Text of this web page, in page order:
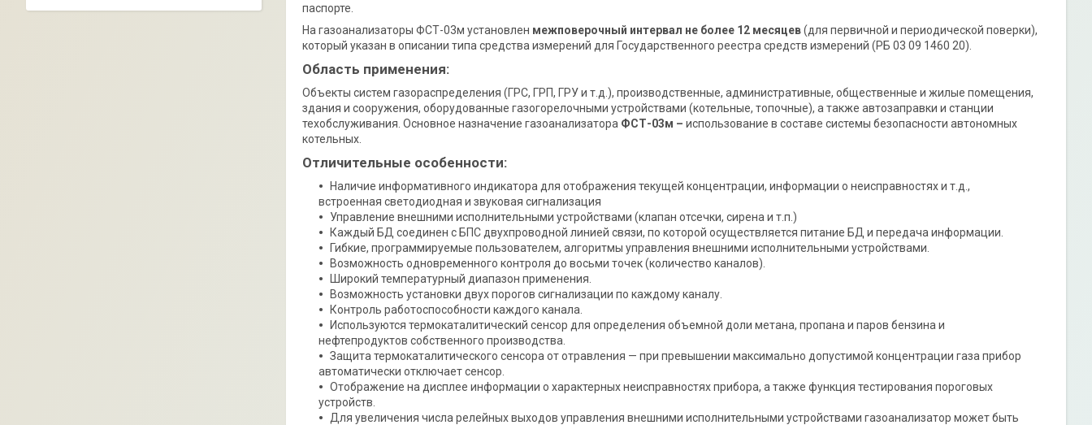
паспорте.
На газоанализаторы ФСТ-03м установлен межповерочный интервал не более 12 месяцев(для первичной и периодической поверки),
который указан в описании типа средства измерений для Государственного реестра средств измерений (РБ 03 09 1460 20).
Область применения:
Объекты систем газораспределения (ГРС, ГРП, ГРУ и т.д.), производственные, административные, общественные и жилые помещения,
здания и сооружения, оборудованные газогорелочными устройствами (котельные, топочные), а также автозаправки и станции
техобслуживания. Основное назначение газоанализатора ФСТ-03м – использование в составе системы безопасности автономных
котельных.
Отличительные особенности:
Наличие информативного индикатора для отображения текущей концентрации, информации о неисправностях и т.д.,
встроенная светодиодная и звуковая сигнализация
Управление внешними исполнительными устройствами (клапан отсечки, сирена и т.п.)
Каждый БД соединен с БПС двухпроводной линией связи, по которой осуществляется питание БД и передача информации.
Гибкие, программируемые пользователем, алгоритмы управления внешними исполнительными устройствами.
Возможность одновременного контроля до восьми точек (количество каналов).
Широкий температурный диапазон применения.
Возможность установки двух порогов сигнализации по каждому каналу.
Контроль работоспособности каждого канала.
Используются термокаталитический сенсор для определения объемной доли метана, пропана и паров бензина и
нефтепродуктов собственного производства.
Защита термокаталитического сенсора от отравления — при превышении максимально допустимой концентрации газа прибор
автоматически отключает сенсор.
Отображение на дисплее информации о характерных неисправностях прибора, а также функция тестирования пороговых
устройств.
Для увеличения числа релейных выходов управления внешними исполнительными устройствами газоанализатор может быть